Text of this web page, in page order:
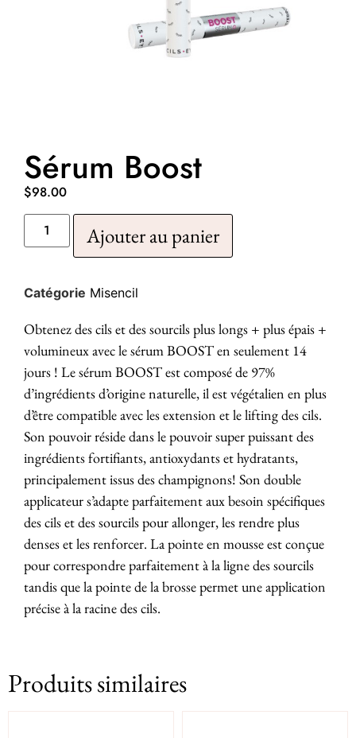
Sérum Boost
$98.00
Ajouter au panier
Catégorie Misencil
Obtenez des cils et des sourcils plus longs + plus épais +
volumineux avec le sérum BOOST en seulement 14
jours ! Le sérum BOOST est composé de 97%
d’ingrédients d’origine naturelle, il est végétalien en plus
d’être compatible avec les extension et le lifting des cils.
Son pouvoir réside dans le pouvoir super puissant des
ingrédients fortifiants, antioxydants et hydratants,
principalement issus des champignons! Son double
applicateur s’adapte parfaitement aux besoin spécifiques
des cils et des sourcils pour allonger, les rendre plus
denses et les renforcer. La pointe en mousse est conçue
pour correspondre parfaitement à la ligne des sourcils
tandis que la pointe de la brosse permet une application
précise à la racine des cils.
Produits similaires